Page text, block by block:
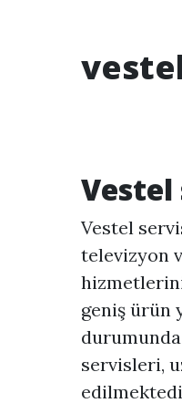
Vestel
Vestel
televizyon
geniş ürün
servisleri,